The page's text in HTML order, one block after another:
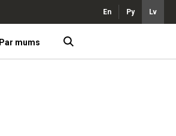
En Ру Lv
Par mums